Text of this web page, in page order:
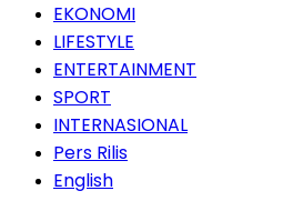
EKONOMI
LIFESTYLE
ENTERTAINMENT
SPORT
INTERNASIONAL
Pers Rilis
English